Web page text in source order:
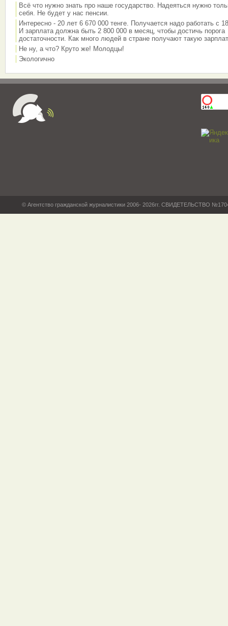
Всё что нужно знать про наше государство. Надеяться нужно
себя. Не будет у нас пенсии.
Интересно - 20 лет 6 670 000 тенге. Получается надо работать с
И зарплата должна быть 2 800 000 в месяц, чтобы достичь порога
достаточности. Как много людей в стране получают такую
Не ну, а что? Круто же! Молодцы!
Экологично
© Агентство гражданской журналистики 2006- 2026гг. СВИДЕТЕЛЬСТВО